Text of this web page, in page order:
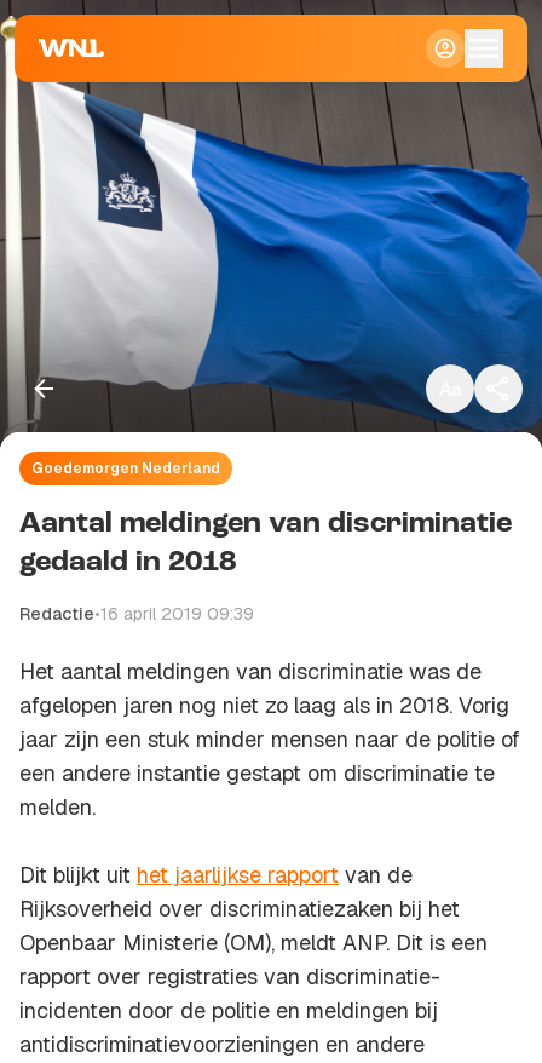
Klein
Standaard
Goedemorgen Nederland
Aantal meldingen van discriminatie
gedaald in 2018
Redactie•16 april 2019 09:39
Het aantal meldingen van discriminatie was de
afgelopen jaren nog niet zo laag als in 2018. Vorig
jaar zijn een stuk minder mensen naar de politie of
een andere instantie gestapt om discriminatie te
melden.
Dit blijkt uit het jaarlijkse rapport van de
Rijksoverheid over discriminatiezaken bij het
Openbaar Ministerie (OM), meldt ANP. Dit is een
rapport over registraties van discriminatie-
incidenten door de politie en meldingen bij
antidiscriminatievoorzieningen en andere